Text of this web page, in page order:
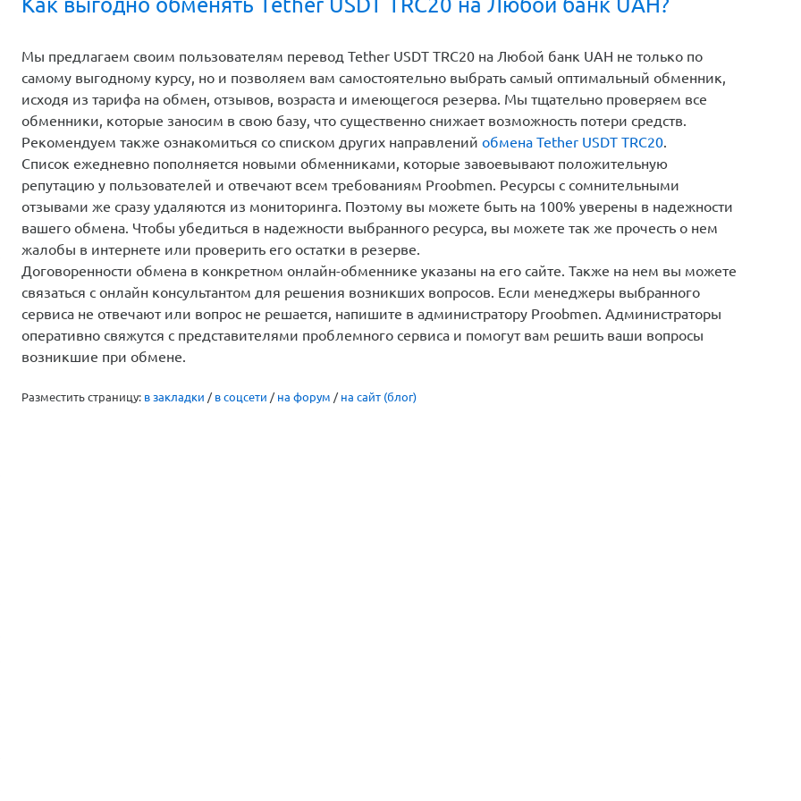
Как выгодно обменять Tether USDT TRC20 на Любой банк UAH?
Мы предлагаем своим пользователям перевод Tether USDT TRC20 на Любой банк UAH не только по
самому выгодному курсу, но и позволяем вам самостоятельно выбрать самый оптимальный обменник,
исходя из тарифа на обмен, отзывов, возраста и имеющегося резерва. Мы тщательно проверяем все
обменники, которые заносим в свою базу, что существенно снижает возможность потери средств.
Рекомендуем также ознакомиться со списком других направлений обмена Tether USDT TRC20.
Список ежедневно пополняется новыми обменниками, которые завоевывают положительную
репутацию у пользователей и отвечают всем требованиям Proobmen. Ресурсы с сомнительными
отзывами же сразу удаляются из мониторинга. Поэтому вы можете быть на 100% уверены в надежности
вашего обмена. Чтобы убедиться в надежности выбранного ресурса, вы можете так же прочесть о нем
жалобы в интернете или проверить его остатки в резерве.
Договоренности обмена в конкретном онлайн-обменнике указаны на его сайте. Также на нем вы можете
связаться с онлайн консультантом для решения возникших вопросов. Если менеджеры выбранного
сервиса не отвечают или вопрос не решается, напишите в администратору Proobmen. Администраторы
оперативно свяжутся с представителями проблемного сервиса и помогут вам решить ваши вопросы
возникшие при обмене.
Разместить страницу: в закладки / в соцсети / на форум / на сайт (блог)